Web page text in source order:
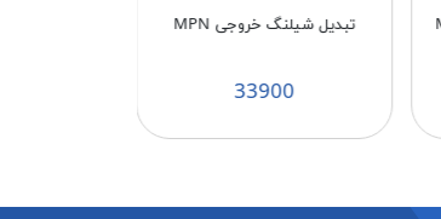
تبدیل شیلنگ خروجی MPN
33900